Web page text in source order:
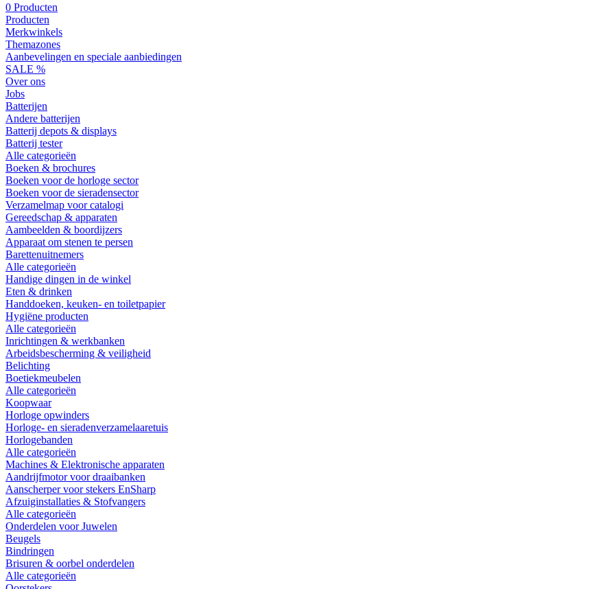
0 Producten
Producten
Merkwinkels
Themazones
Aanbevelingen en speciale aanbiedingen
SALE %
Over ons
Jobs
Batterijen
Andere batterijen
Batterij depots & displays
Batterij tester
Alle categorieën
Boeken & brochures
Boeken voor de horloge sector
Boeken voor de sieradensector
Verzamelmap voor catalogi
Gereedschap & apparaten
Aambeelden & boordijzers
Apparaat om stenen te persen
Barettenuitnemers
Alle categorieën
Handige dingen in de winkel
Eten & drinken
Handdoeken, keuken- en toiletpapier
Hygiëne producten
Alle categorieën
Inrichtingen & werkbanken
Arbeidsbescherming & veiligheid
Belichting
Boetiekmeubelen
Alle categorieën
Koopwaar
Horloge opwinders
Horloge- en sieradenverzamelaaretuis
Horlogebanden
Alle categorieën
Machines & Elektronische apparaten
Aandrijfmotor voor draaibanken
Aanscherper voor stekers EnSharp
Afzuiginstallaties & Stofvangers
Alle categorieën
Onderdelen voor Juwelen
Beugels
Bindringen
Brisuren & oorbel onderdelen
Alle categorieën